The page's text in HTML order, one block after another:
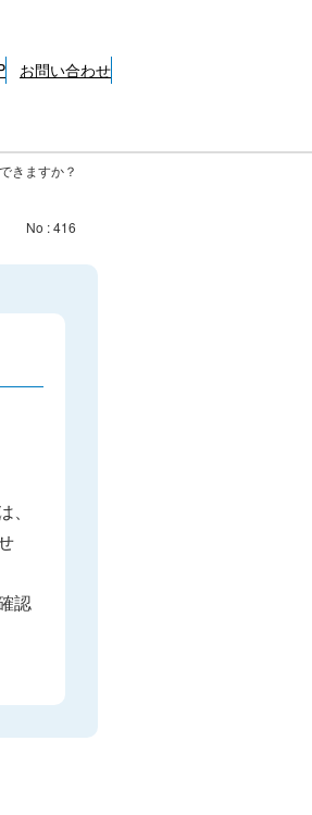
お問い合わせ
きますか？
No : 416
認